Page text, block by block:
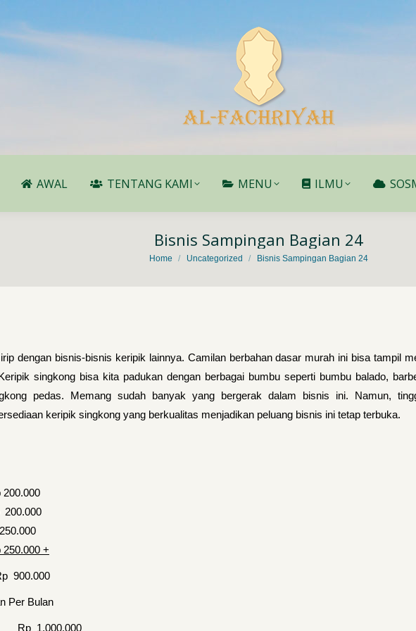
AWAL TENTANG KAMI MENU ILMU
Bisnis Sampingan Bagian 24
You are here:
Home Uncategorized Bisnis Sampingan Bagian 24
dengan bisnis-bisnis keripik lainnya. Camilan berbahan dasar murah ini bisa tampil
singkong bisa kita padukan dengan berbagai bumbu seperti bumbu balado,
pedas. Memang sudah banyak yang bergerak dalam bisnis ini. Namun,
keripik singkong yang berkualitas menjadikan peluang bisnis ini tetap terbuka.
250.000 +
Per Bulan
1.000.000
AWAL TENTANG KAMI MENU